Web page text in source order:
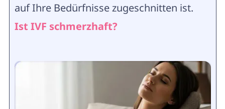
auf Ihre Bedürfnisse zugeschnitten ist.
Ist IVF schmerzhaft?